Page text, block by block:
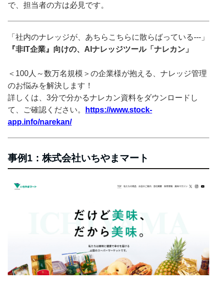
で、担当者の方は必見です。
「社内のナレッジが、あちらこちらに散らばっている---」
『非IT企業』向けの、AIナレッジツール「ナレカン」
＜100人～数万名規模＞の企業様が抱える、ナレッジ管理
のお悩みを解決します！
詳しくは、3分で分かるナレカン資料をダウンロードし
て、ご確認ください。
https://www.stock-
app.info/narekan/
事例1：株式会社いちやまマート